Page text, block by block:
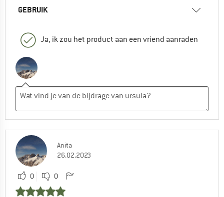
GEBRUIK
Ja, ik zou het product aan een vriend aanraden
Anita
26.02.2023
0 0